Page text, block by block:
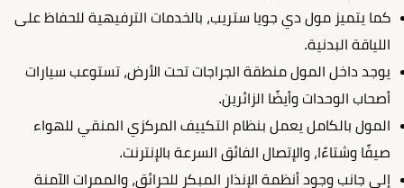
كما يتميز مول دي جويا ستريب، بالخدمات الترفيهية للحفاظ على
اللياقة البدنية.
يوجد داخل المول منطقة الجراجات تحت الأرض، تستوعب سيارات
أصحاب الوحدات وأيضًا الزائرين.
المول بالكامل يعمل بنظام التكييف المركزي المنقي للهواء
صيفًا وشتاءًا، والإتصال الفائق السرعة بالإنترنت.
إلى جانب وجود أنظمة الإنذار المبكر للحرائق، والممرات الآمنة